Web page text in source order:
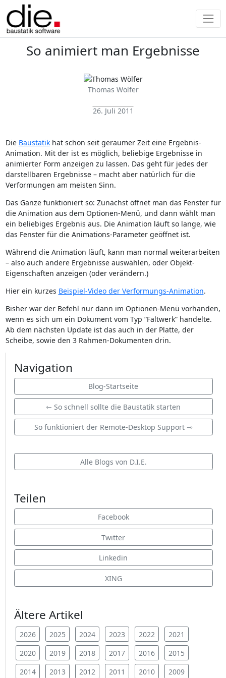
So animiert man Ergebnisse
Thomas Wölfer
26. Juli 2011
Die Baustatikhat schon seit geraumer Zeit eine Ergebnis-
Animation. Mit der ist es möglich, beliebige Ergebnisse in
animierter Form anzeigen zu lassen. Das geht für jedes der
darstellbaren Ergebnisse – macht aber natürlich für die
Verformungen am meisten Sinn.
Das Ganze funktioniert so: Zunächst öffnet man das Fenster für
die Animation aus dem Optionen-Menü, und dann wählt man
ein beliebiges Ergebnis aus. Die Animation läuft so lange, wie
das Fenster für die Animations-Parameter geöffnet ist.
Während die Animation läuft, kann man normal weiterarbeiten
– also auch andere Ergebnisse auswählen, oder Objekt-
Eigenschaften anzeigen (oder verändern.)
Hier ein kurzes Beispiel-Video der Verformungs-Animation.
Bisher war der Befehl nur dann im Optionen-Menü vorhanden,
wenn es sich um ein Dokument vom Typ “Faltwerk” handelte.
Ab dem nächsten Update ist das auch in der Platte, der
Scheibe, sowie den 3 Rahmen-Dokumenten drin.
Navigation
Blog-Startseite
⇽ So schnell sollte die Baustatik starten
So funktioniert der Remote-Desktop Support ⇾
Alle Blogs von D.I.E.
Teilen
Facebook
Twitter
Linkedin
XING
Ältere Artikel
2026 2025 2024 2023 2022
2021
2020
2019 2018 2017 2016
2015
2014
2013 2012 2011 2010 2009